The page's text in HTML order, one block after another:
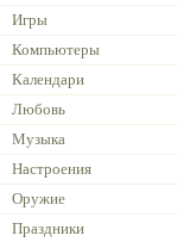
Игры
Компьютеры
Календари
Любовь
Музыка
Настроения
Оружие
Праздники